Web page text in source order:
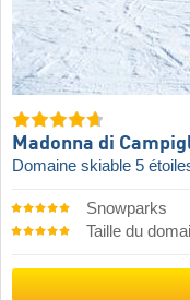
Madonna di
Domaine skiable 5
Snowparks
Taille du